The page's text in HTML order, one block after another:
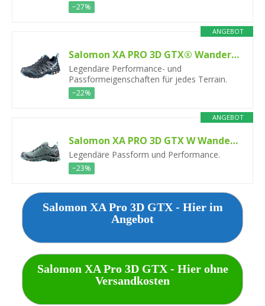
−27%
ANGEBOT
Salomon XA PRO 3D GTX® Wanderschuhe, Herren
Legendäre Performance- und
Passformeigenschaften für jedes Terrain.
−22%
ANGEBOT
Salomon XA PRO 3D GTX W Wanderschuhe, Damen
Legendäre Passform und Performance.
−23%
Salomon XA Pro 3D GTX - Hier im
Angebot
Salomon XA Pro 3D GTX - Hier ohne
Versandkosten